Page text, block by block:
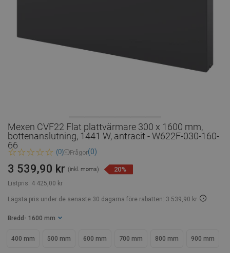
Mexen CVF22 Flat plattvärmare 300 x 1600 mm,
bottenanslutning, 1441 W, antracit - W622F-030-160-
66
(0) Frågor(0)
Listpris: 4 425,00 kr
3 539,90 kr (inkl. moms) 20%
Lägsta pris under de senaste 30 dagarna före rabatten: 3 539,90 kr
Bredd - 1600 mm
400 mm 500 mm 600 mm 700 mm 800 mm 900 mm